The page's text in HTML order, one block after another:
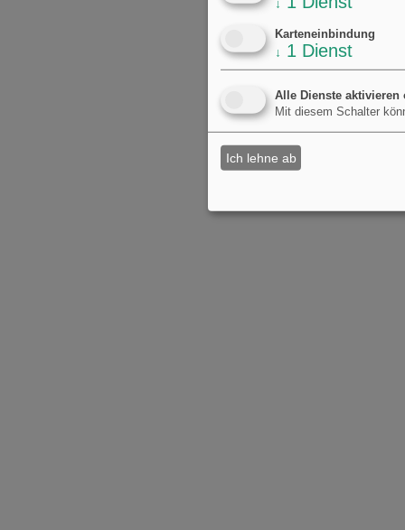
↓
Karteneinbindung
↓ 1 Dienst
Alle Dienste aktivieren
Mit diesem Schalter
Ich lehne ab